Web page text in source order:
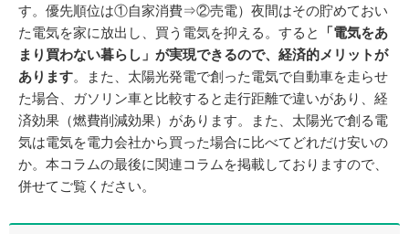
す。優先順位は①自家消費⇒②売電）夜間はその貯めておい
た電気を家に放出し、買う電気を抑える。すると
「電気をあ
まり買わない暮らし」が実現できるので、経済的メリットが
あります。また、太陽光発電で創った電気で自動車を走らせ
た場合、ガソリン車と比較すると走行距離で違いがあり、経
済効果（燃費削減効果）があります。また、太陽光で創る電
気は電気を電力会社から買った場合に比べてどれだけ安いの
か。本コラムの最後に関連コラムを掲載しておりますので、
併せてご覧ください。